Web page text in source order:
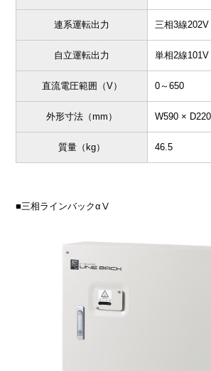
連系運転出力 三相3線
自立運転出力 単相2線
直流電圧範囲（V） 0～650
外形寸法（mm） W590 ×
質量（kg） 46.5
■三相ラインバックαⅤ